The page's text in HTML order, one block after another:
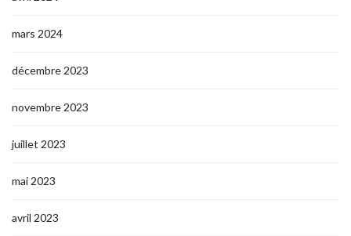
mars 2024
décembre 2023
novembre 2023
juillet 2023
mai 2023
avril 2023